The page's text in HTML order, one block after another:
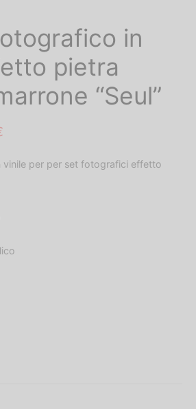
in
pietra
“Seul”
attuale
per per set fotografici effetto